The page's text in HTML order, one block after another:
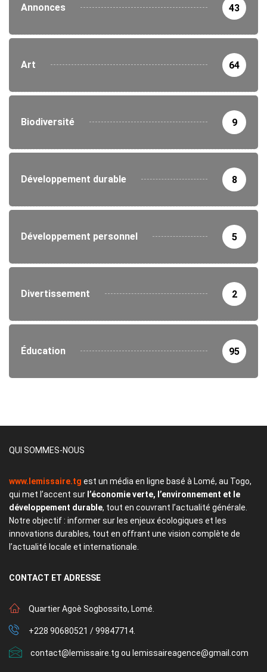
Annonces 43
Art 64
Biodiversité 9
Développement durable 8
Développement personnel 5
Divertissement 2
Éducation 95
QUI SOMMES-NOUS
www.lemissaire.tg est un média en ligne basé à Lomé, au Togo,
qui met l’accent sur l’économie verte, l’environnement et le
développement durable, tout en couvrant l’actualité générale.
Notre objectif : informer sur les enjeux écologiques et les
innovations durables, tout en offrant une vision complète de
l’actualité locale et internationale.
CONTACT ET ADRESSE
Quartier Agoè Sogbossito, Lomé.
+228 90680521 / 99847714.
contact@lemissaire.tg ou lemissaireagence@gmail.com